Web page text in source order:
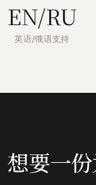
EN/RU
英语/俄语支持
想要一